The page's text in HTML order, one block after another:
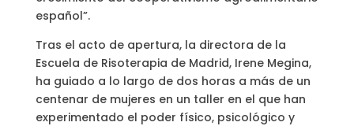
español”.
Tras el acto de apertura, la directora de la
Escuela de Risoterapia de Madrid, Irene Megina,
ha guiado a lo largo de dos horas a más de un
centenar de mujeres en un taller en el que han
experimentado el poder físico, psicológico y